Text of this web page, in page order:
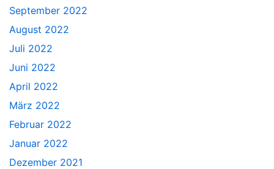
September 2022
August 2022
Juli 2022
Juni 2022
April 2022
März 2022
Februar 2022
Januar 2022
Dezember 2021